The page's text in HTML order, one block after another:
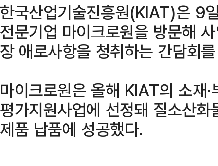
한국산업기술진흥원(KIAT)은 9
전문기업 마이크로원을 방문해
장 애로사항을 청취하는 간담회
마이크로원은 올해 KIAT의 소재
평가지원사업에 선정돼 질소산
제품 납품에 성공했다.